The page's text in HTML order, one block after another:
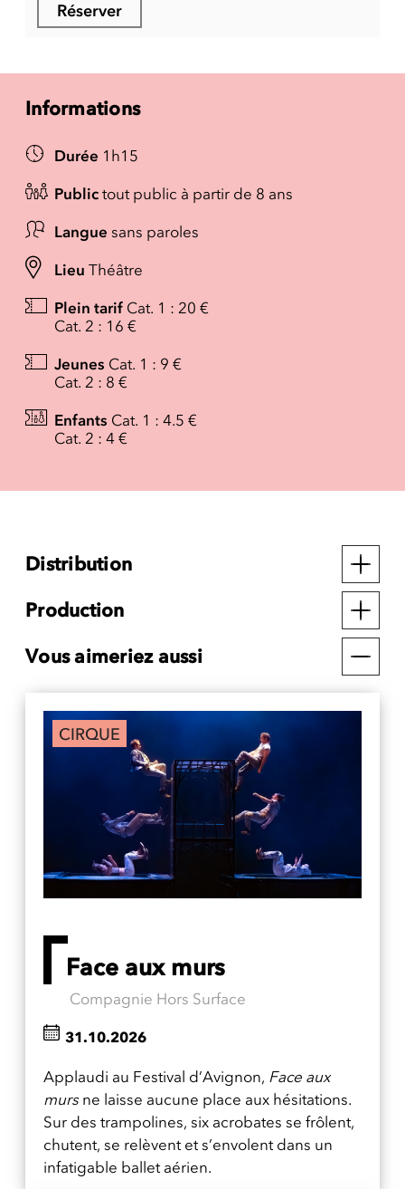
Réserver
Informations
Durée 1h15
Public tout public à partir de 8 ans
Langue sans paroles
Lieu Théâtre
Plein tarif Cat. 1 : 20 €
Cat. 2 : 16 €
Jeunes Cat. 1 : 9 €
Cat. 2 : 8 €
Enfants Cat. 1 : 4.5 €
Cat. 2 : 4 €
Distribution
Production
Vous aimeriez aussi
CIRQUE
Face aux murs
Compagnie Hors Surface
Applaudi au Festival d’Avignon, Face aux
mursne laisse aucune place aux hésitations.
Sur des trampolines, six acrobates se frôlent,
chutent, se relèvent et s’envolent dans un
infatigable ballet aérien.
31.10.2026